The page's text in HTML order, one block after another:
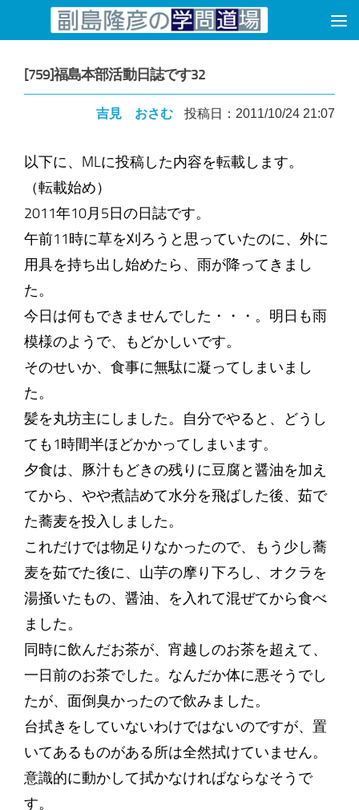
コンテンツへスキップ
[759]福島本部活動日誌です32
吉見 おさむ 投稿日：2011/10/24 21:07
以下に、MLに投稿した内容を転載します。
（転載始め）
2011年10月5日の日誌です。
午前11時に草を刈ろうと思っていたのに、外に
用具を持ち出し始めたら、雨が降ってきまし
た。
今日は何もできませんでした・・・。明日も雨
模様のようで、もどかしいです。
そのせいか、食事に無駄に凝ってしまいまし
た。
髪を丸坊主にしました。自分でやると、どうし
ても1時間半ほどかかってしまいます。
夕食は、豚汁もどきの残りに豆腐と醤油を加え
てから、やや煮詰めて水分を飛ばした後、茹で
た蕎麦を投入しました。
これだけでは物足りなかったので、もう少し蕎
麦を茹でた後に、山芋の摩り下ろし、オクラを
湯掻いたもの、醤油、を入れて混ぜてから食べ
ました。
同時に飲んだお茶が、宵越しのお茶を超えて、
一日前のお茶でした。なんだか体に悪そうでし
たが、面倒臭かったので飲みました。
台拭きをしていないわけではないのですが、置
いてあるものがある所は全然拭けていません。
意識的に動かして拭かなければならなそうで
す。